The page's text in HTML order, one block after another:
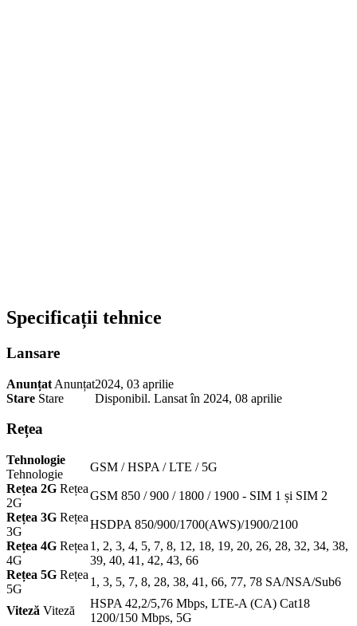
Specificații tehnice
Lansare
Anunțat Anunțat2024, 03 aprilie
Stare Stare Disponibil. Lansat în 2024, 08 aprilie
Rețea
Tehnologie
Tehnologie
GSM / HSPA / LTE / 5G
Rețea 2G Rețea
2G
GSM 850 / 900 / 1800 / 1900 - SIM 1 și SIM 2
Rețea 3G Rețea
3G
HSDPA 850/900/1700(AWS)/1900/2100
Rețea 4G Rețea
4G
1, 2, 3, 4, 5, 7, 8, 12, 18, 19, 20, 26, 28, 32, 34, 38,
39, 40, 41, 42, 43, 66
Rețea 5G Rețea
5G
1, 3, 5, 7, 8, 28, 38, 41, 66, 77, 78 SA/NSA/Sub6
Viteză Viteză
HSPA 42,2/5,76 Mbps, LTE-A (CA) Cat18
1200/150 Mbps, 5G